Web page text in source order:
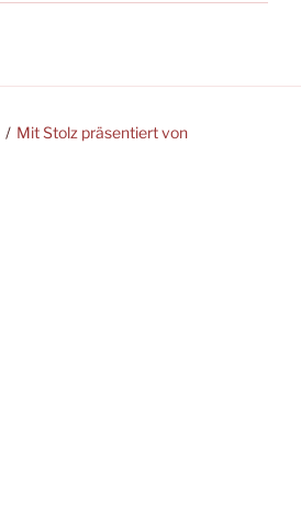
Mit Stolz präsentiert von